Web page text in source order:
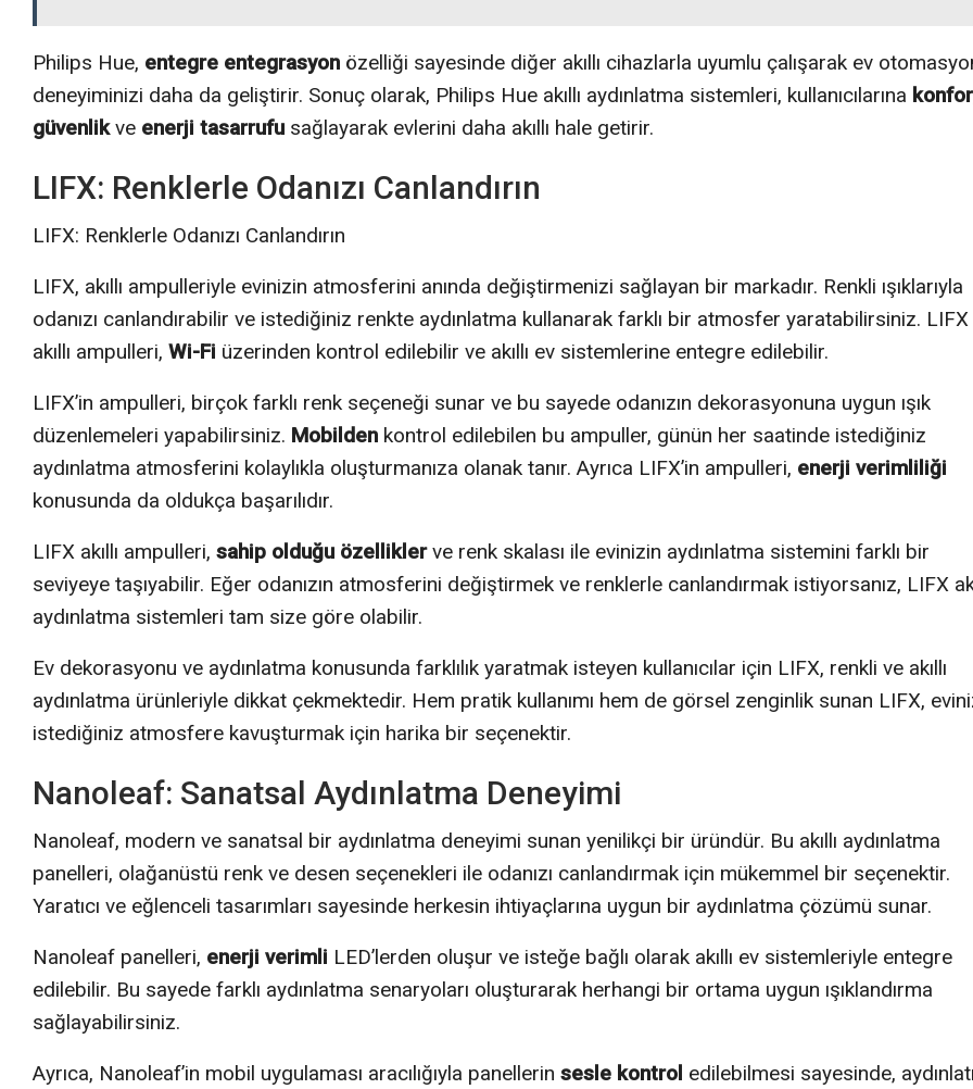
Philips Hue, entegre entegrasyon özelliği sayesinde diğer akıllı cihazlarla uyumlu çalışarak ev
deneyiminizi daha da geliştirir. Sonuç olarak, Philips Hue akıllı aydınlatma sistemleri, kullanıcılarına konfor
güvenlikve enerji tasarrufu sağlayarak evlerini daha akıllı hale getirir.
LIFX: Renklerle Odanızı Canlandırın
LIFX: Renklerle Odanızı Canlandırın
LIFX, akıllı ampulleriyle evinizin atmosferini anında değiştirmenizi sağlayan bir markadır. Renkli ışıklarıyla
odanızı canlandırabilir ve istediğiniz renkte aydınlatma kullanarak farklı bir atmosfer yaratabilirsiniz. LIFX
akıllı ampulleri, Wi-Fi üzerinden kontrol edilebilir ve akıllı ev sistemlerine entegre edilebilir.
LIFX’in ampulleri, birçok farklı renk seçeneği sunar ve bu sayede odanızın dekorasyonuna uygun ışık
düzenlemeleri yapabilirsiniz. Mobilden kontrol edilebilen bu ampuller, günün her saatinde istediğiniz
aydınlatma atmosferini kolaylıkla oluşturmanıza olanak tanır. Ayrıca LIFX’in ampulleri, enerji verimliliği
konusunda da oldukça başarılıdır.
LIFX akıllı ampulleri, sahip olduğu özelliklerve renk skalası ile evinizin aydınlatma sistemini farklı bir
seviyeye taşıyabilir. Eğer odanızın atmosferini değiştirmek ve renklerle canlandırmak istiyorsanız, LIFX
aydınlatma sistemleri tam size göre olabilir.
Ev dekorasyonu ve aydınlatma konusunda farklılık yaratmak isteyen kullanıcılar için LIFX, renkli ve akıllı
aydınlatma ürünleriyle dikkat çekmektedir. Hem pratik kullanımı hem de görsel zenginlik sunan LIFX,
istediğiniz atmosfere kavuşturmak için harika bir seçenektir.
Nanoleaf: Sanatsal Aydınlatma Deneyimi
Nanoleaf, modern ve sanatsal bir aydınlatma deneyimi sunan yenilikçi bir üründür. Bu akıllı aydınlatma
panelleri, olağanüstü renk ve desen seçenekleri ile odanızı canlandırmak için mükemmel bir seçenektir.
Yaratıcı ve eğlenceli tasarımları sayesinde herkesin ihtiyaçlarına uygun bir aydınlatma çözümü sunar.
Nanoleaf panelleri, enerji verimli LED’lerden oluşur ve isteğe bağlı olarak akıllı ev sistemleriyle entegre
edilebilir. Bu sayede farklı aydınlatma senaryoları oluşturarak herhangi bir ortama uygun ışıklandırma
sağlayabilirsiniz.
Ayrıca, Nanoleaf’in mobil uygulaması aracılığıyla panellerin sesle kontrol edilebilmesi sayesinde,